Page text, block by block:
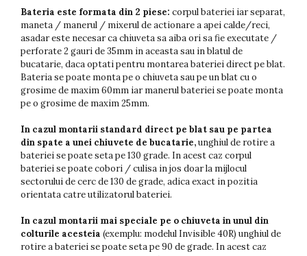
Bateria este formata din 2 piese: corpul bateriei iar separat,
maneta / manerul / mixerul de actionare a apei calde/reci,
asadar este necesar ca chiuveta sa aiba ori sa fie executate /
perforate 2 gauri de 35mm in aceasta sau in blatul de
bucatarie, daca optati pentru montarea bateriei direct pe blat.
Bateria se poate monta pe o chiuveta sau pe un blat cu o
grosime de maxim 60mm iar manerul bateriei se poate monta
pe o grosime de maxim 25mm.
In cazul montarii standard direct pe blat sau pe partea
din spate a unei chiuvete de bucatarie,unghiul de rotire a
bateriei se poate seta pe 130 grade. In acest caz corpul
bateriei se poate cobori / culisa in jos doar la mijlocul
sectorului de cerc de 130 de grade, adica exact in pozitia
orientata catre utilizatorul bateriei.
In cazul montarii mai speciale pe o chiuveta in unul din
colturile acesteia (exemplu: modelul Invisible 40R) unghiul de
rotire a bateriei se poate seta pe 90 de grade. In acest caz